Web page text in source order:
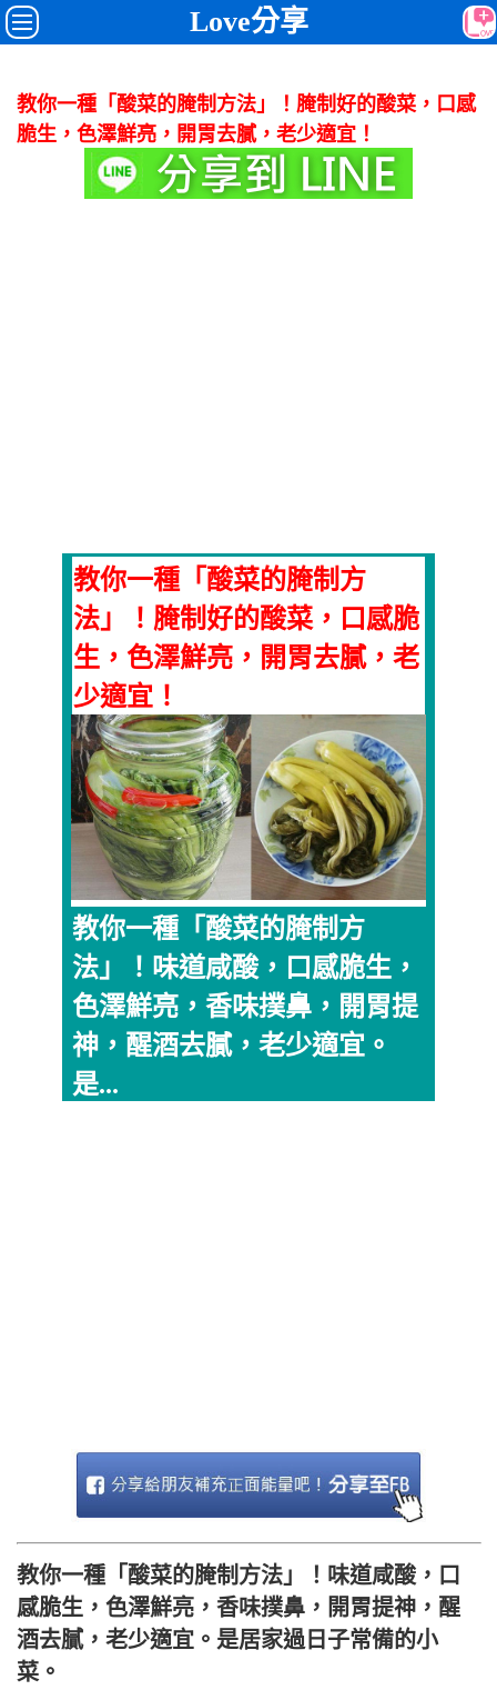
Love分享
教你一種「酸菜的腌制方法」！腌制好的酸菜，口感
脆生，色澤鮮亮，開胃去膩，老少適宜！
教你一種「酸菜的腌制方
法」！腌制好的酸菜，口感脆
生，色澤鮮亮，開胃去膩，老
少適宜！
教你一種「酸菜的腌制方
法」！味道咸酸，口感脆生，
色澤鮮亮，香味撲鼻，開胃提
神，醒酒去膩，老少適宜。
是...
教你一種「酸菜的腌制方法」！味道咸酸，口
感脆生，色澤鮮亮，香味撲鼻，開胃提神，醒
酒去膩，老少適宜。是居家過日子常備的小
菜。